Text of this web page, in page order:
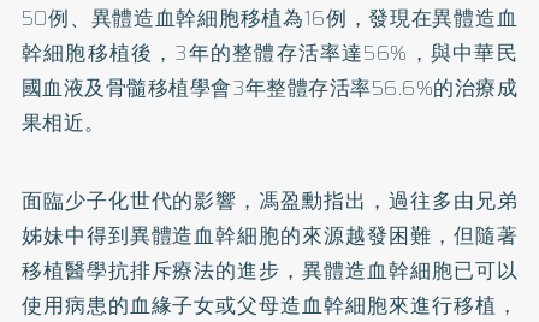
50例、異體造血幹細胞移植為16例，發現在異體造血
幹細胞移植後，3年的整體存活率達56%，與中華民
國血液及骨髓移植學會3年整體存活率56.6%的治療成
果相近。
面臨少子化世代的影響，馮盈勳指出，過往多由兄弟
姊妹中得到異體造血幹細胞的來源越發困難，但隨著
移植醫學抗排斥療法的進步，異體造血幹細胞已可以
使用病患的血緣子女或父母造血幹細胞來進行移植，